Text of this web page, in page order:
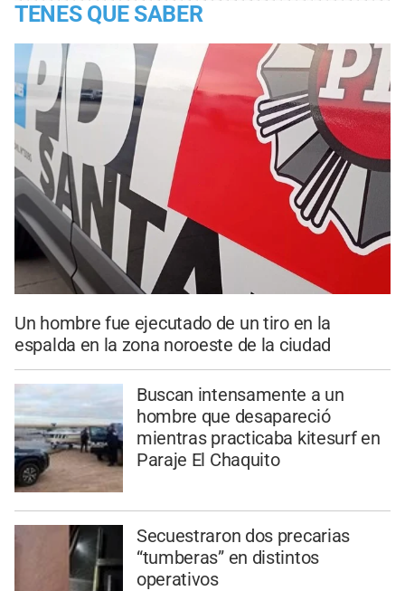
TENES QUE SABER
Un hombre fue ejecutado de un tiro en la
espalda en la zona noroeste de la ciudad
Buscan intensamente a un
hombre que desapareció
mientras practicaba kitesurf en
Paraje El Chaquito
Secuestraron dos precarias
“tumberas” en distintos
operativos